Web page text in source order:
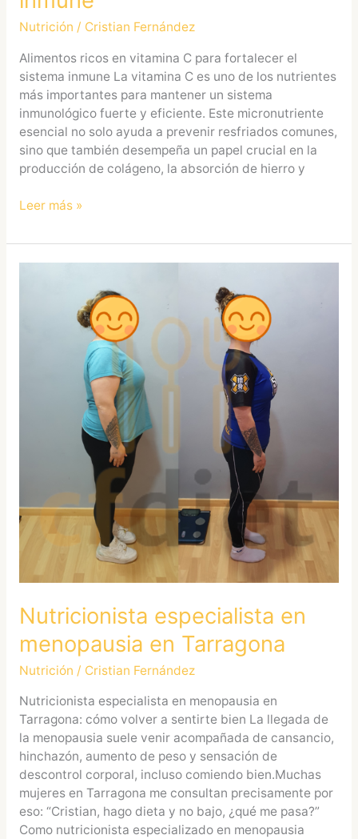
Nutrición / Cristian Fernández
Alimentos ricos en vitamina C para fortalecer el
sistema inmune La vitamina C es uno de los nutrientes
más importantes para mantener un sistema
inmunológico fuerte y eficiente. Este micronutriente
esencial no solo ayuda a prevenir resfriados comunes,
sino que también desempeña un papel crucial en la
producción de colágeno, la absorción de hierro y
Leer más »
Nutricionista especialista en
menopausia en Tarragona
Nutrición / Cristian Fernández
Nutricionista especialista en menopausia en
Tarragona: cómo volver a sentirte bien La llegada de
la menopausia suele venir acompañada de cansancio,
hinchazón, aumento de peso y sensación de
descontrol corporal, incluso comiendo bien.Muchas
mujeres en Tarragona me consultan precisamente por
eso: “Cristian, hago dieta y no bajo, ¿qué me pasa?”
Como nutricionista especializado en menopausia
menopausia